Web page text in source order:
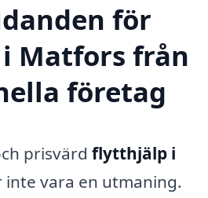
för
Matfors från
företag
prisvärd flytthjälp i
inte vara en utmaning.